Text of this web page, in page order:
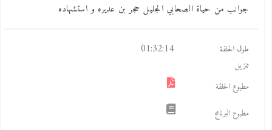
جوانب من حياة الصحابي الجليل حجر بن عديره و استشهاده
طول الحلقة 01:32:14
تنزيل
مطبوع الحلقة
مطبوع البرنامج